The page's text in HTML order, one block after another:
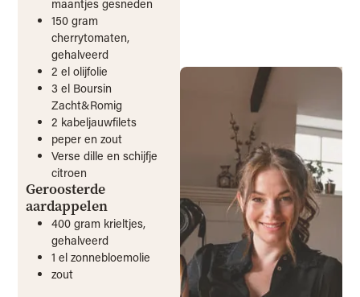
maantjes gesneden
150 gram
cherrytomaten,
gehalveerd
2 el olijfolie
3 el Boursin
Zacht&Romig
2 kabeljauwfilets
peper en zout
Verse dille en schijfje
citroen
Geroosterde
aardappelen
400 gram krieltjes,
gehalveerd
1 el zonnebloemolie
zout